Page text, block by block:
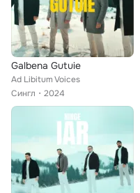
Galbena Gutuie
Ad Libitum Voices
Сингл
2024